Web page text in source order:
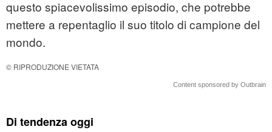
questo spiacevolissimo episodio, che potrebbe
mettere a repentaglio il suo titolo di campione del
mondo.
© RIPRODUZIONE VIETATA
Content sponsored by Outbrain
Di tendenza oggi